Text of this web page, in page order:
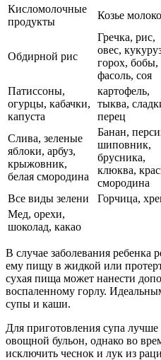
Кисломолочные
продукты
Козье молоко
Обдирной рис
Гречка, рис,
овес,
горох, бобы,
фасоль, соя
Патиссоны,
огурцы, кабачки,
капуста
картофель,
тыква,
перец
Слива, зеленые
яблоки, арбуз,
крыжовник,
белая смородина
Банан,
шиповник,
брусника,
клюква,
смородина
Все виды зелени
Горчица,
Мед, орехи,
шоколад, какао
В случае заболевания ребенка
ему пищу в жидкой или
сухая пища может нанести
воспаленному горлу.
супы и каши.
Для приготовления супа
овощной бульон, однако во
исключить чеснок и лук из